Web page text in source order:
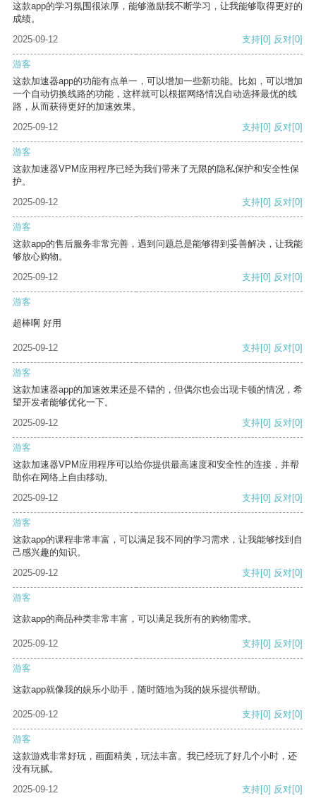
这款app的学习氛围很浓厚，能够激励我不断学习，让我能够取得更好的
成绩。
2025-09-12
支持[0] 反对[0]
游客
这款加速器app的功能有点单一，可以增加一些新功能。比如，可以增加
一个自动切换线路的功能，这样就可以根据网络情况自动选择最优的线
路，从而获得更好的加速效果。
2025-09-12
支持[0] 反对[0]
游客
这款加速器VPM应用程序已经为我们带来了无限的隐私保护和安全性保
护。
2025-09-12
支持[0] 反对[0]
游客
这款app的售后服务非常完善，遇到问题总是能够得到妥善解决，让我能
够放心购物。
2025-09-12
支持[0] 反对[0]
游客
超棒啊 好用
2025-09-12 支持[0] 反对[0]
游客
这款加速器app的加速效果还是不错的，但偶尔也会出现卡顿的情况，希
望开发者能够优化一下。
2025-09-12
支持[0] 反对[0]
游客
这款加速器VPM应用程序可以给你提供最高速度和安全性的连接，并帮
助你在网络上自由移动。
2025-09-12
支持[0] 反对[0]
游客
这款app的课程非常丰富，可以满足我不同的学习需求，让我能够找到自
己感兴趣的知识。
2025-09-12
支持[0] 反对[0]
游客
这款app的商品种类非常丰富，可以满足我所有的购物需求。
2025-09-12 支持[0] 反对[0]
游客
这款app就像我的娱乐小助手，随时随地为我的娱乐提供帮助。
2025-09-12 支持[0] 反对[0]
游客
这款游戏非常好玩，画面精美，玩法丰富。我已经玩了好几个小时，还
没有玩腻。
2025-09-12
支持[0] 反对[0]